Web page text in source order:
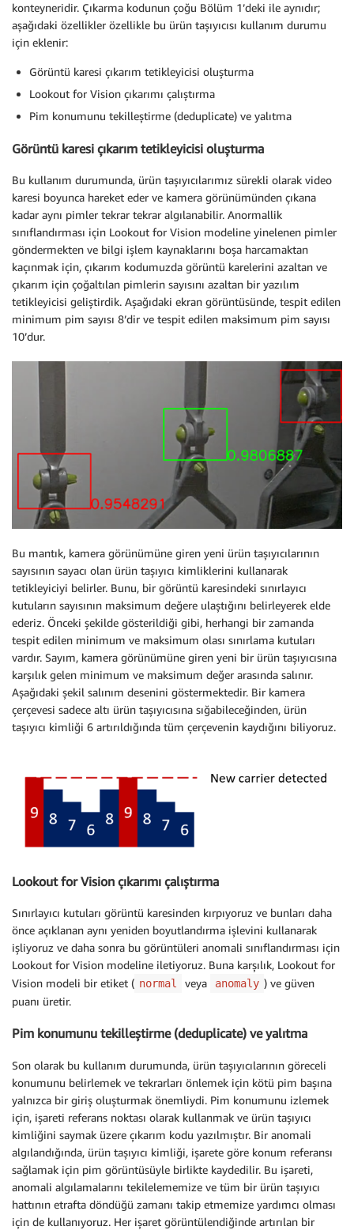
konteyneridir. Çıkarma kodunun çoğu Bölüm 1’deki ile aynıdır;
aşağıdaki özellikler özellikle bu ürün taşıyıcısı kullanım durumu
için eklenir:
Görüntü karesi çıkarım tetikleyicisi oluşturma
Lookout for Vision çıkarımı çalıştırma
Pim konumunu tekilleştirme (deduplicate) ve yalıtma
Görüntü karesi çıkarım tetikleyicisi oluşturma
Bu kullanım durumunda, ürün taşıyıcılarımız sürekli olarak video
karesi boyunca hareket eder ve kamera görünümünden çıkana
kadar aynı pimler tekrar tekrar algılanabilir. Anormallik
sınıflandırması için Lookout for Vision modeline yinelenen pimler
göndermekten ve bilgi işlem kaynaklarını boşa harcamaktan
kaçınmak için, çıkarım kodumuzda görüntü karelerini azaltan ve
çıkarım için çoğaltılan pimlerin sayısını azaltan bir yazılım
tetikleyicisi geliştirdik. Aşağıdaki ekran görüntüsünde, tespit edilen
minimum pim sayısı 8’dir ve tespit edilen maksimum pim sayısı
10’dur.
Bu mantık, kamera görünümüne giren yeni ürün taşıyıcılarının
sayısının sayacı olan ürün taşıyıcı kimliklerini kullanarak
tetikleyiciyi belirler. Bunu, bir görüntü karesindeki sınırlayıcı
kutuların sayısının maksimum değere ulaştığını belirleyerek elde
ederiz. Önceki şekilde gösterildiği gibi, herhangi bir zamanda
tespit edilen minimum ve maksimum olası sınırlama kutuları
vardır. Sayım, kamera görünümüne giren yeni bir ürün taşıyıcısına
karşılık gelen minimum ve maksimum değer arasında salınır.
Aşağıdaki şekil salınım desenini göstermektedir. Bir kamera
çerçevesi sadece altı ürün taşıyıcısına sığabileceğinden, ürün
taşıyıcı kimliği 6 artırıldığında tüm çerçevenin kaydığını biliyoruz.
Lookout for Vision çıkarımı çalıştırma
Sınırlayıcı kutuları görüntü karesinden kırpıyoruz ve bunları daha
önce açıklanan aynı yeniden boyutlandırma işlevini kullanarak
işliyoruz ve daha sonra bu görüntüleri anomali sınıflandırması için
Lookout for Vision modeline iletiyoruz. Buna karşılık, Lookout for
Vision modeli bir etiket ( normal veya anomaly ) ve güven
puanı üretir.
Pim konumunu tekilleştirme (deduplicate) ve yalıtma
Son olarak bu kullanım durumunda, ürün taşıyıcılarının göreceli
konumunu belirlemek ve tekrarları önlemek için kötü pim başına
yalnızca bir giriş oluşturmak önemliydi. Pim konumunu izlemek
için, işareti referans noktası olarak kullanmak ve ürün taşıyıcı
kimliğini saymak üzere çıkarım kodu yazılmıştır. Bir anomali
algılandığında, ürün taşıyıcı kimliği, işarete göre konum referansı
sağlamak için pim görüntüsüyle birlikte kaydedilir. Bu işareti,
anomali algılamalarını tekilelememize ve tüm bir ürün taşıyıcı
hattının etrafta döndüğü zamanı takip etmemize yardımcı olması
için de kullanıyoruz. Her işaret görüntülendiğinde artırılan bir